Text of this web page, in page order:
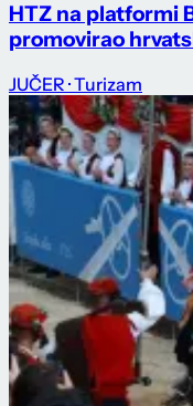
HTZ na platformi
promovirao
JUČER · Turizam